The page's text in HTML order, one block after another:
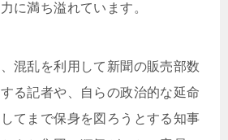
に満ち溢れています。
混乱を利用して新聞の販売部数
る記者や、自らの政治的な延命
てまで保身を図ろうとする知事